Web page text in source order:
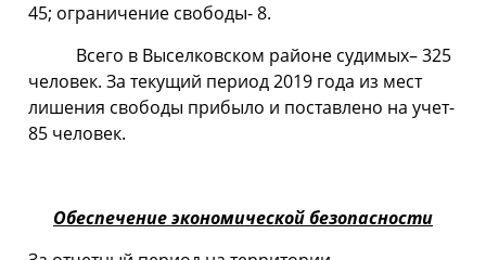
45; ограничение свободы- 8.
Всего в Выселковском районе судимых– 325
человек. За текущий период 2019 года из мест
лишения свободы прибыло и поставлено на учет-
85 человек.
Обеспечение экономической безопасности